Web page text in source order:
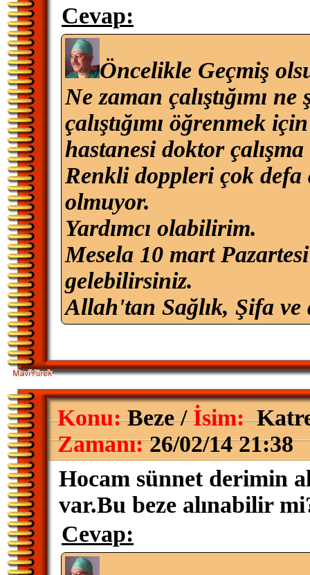
Cevap:
Öncelikle Geçmiş
Ne zaman çalıştığımı
çalıştığımı öğrenmek
hastanesi doktor
Renkli doppleri çok defa
olmuyor.
Yardımcı olabilirim.
Mesela 10 mart
gelebilirsiniz.
Allah'tan Sağlık, Şifa
Konu:Beze /İsim:
Zamanı:26/02/14 21:38
Hocam sünnet derimin
var.Bu beze alınabilir
Cevap: